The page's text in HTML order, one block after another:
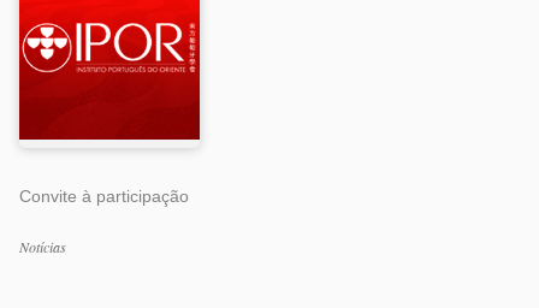
Convite à participação
Categorias
Notícias